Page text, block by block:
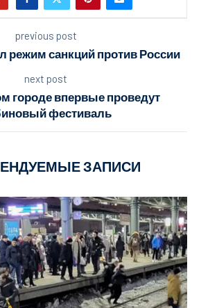
previous post
режим санкций против России
next post
городе впервые проведут
фестиваль
ЗАПИСИ